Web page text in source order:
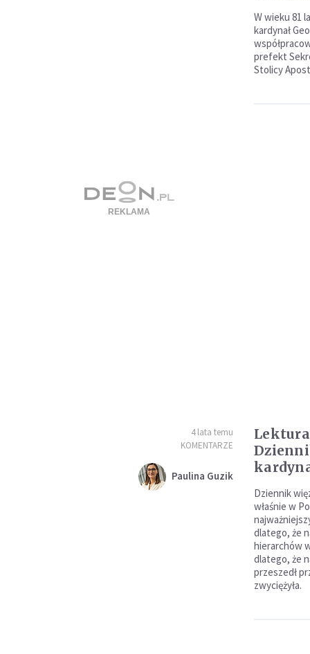
W wieku 81
kardynał
prefekt
Stolicy
4 lata temu
KOMENTARZE
Paulina Guzik
Dziennik
właśnie w
dlatego, że
hierarchów
dlatego, że
przeszedł
zwyciężyła.